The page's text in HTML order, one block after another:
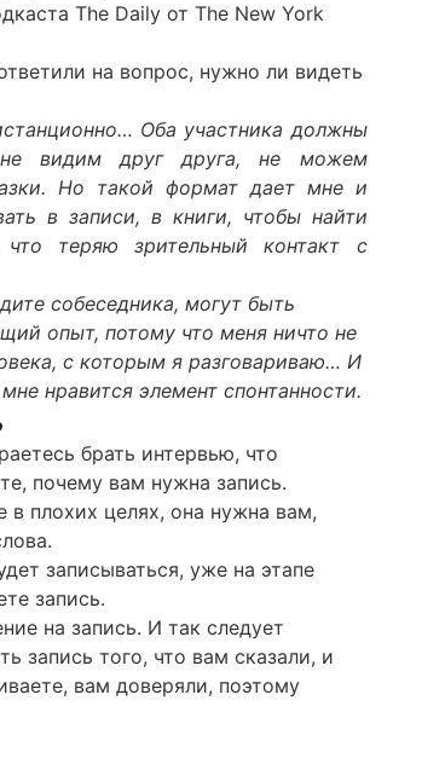
The Daily от The New York
на вопрос, нужно ли видеть
Оба участника должны
видим друг друга, не можем
Но такой формат дает мне и
в записи, в книги, чтобы найти
теряю зрительный контакт с
собеседника, могут быть
опыт, потому что меня ничто не
с которым я разговариваю… И
нравится элемент спонтанности.
брать интервью, что
почему вам нужна запись.
в плохих целях, она нужна вам,
записываться, уже на этапе
запись.
на запись. И так следует
запись того, что вам сказали, и
вам доверяли, поэтому